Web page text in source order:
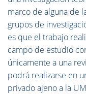
marco de alguna de
grupos de
es que el trabajo
campo de estudio
únicamente a una
podrá realizarse en
privado ajeno a la